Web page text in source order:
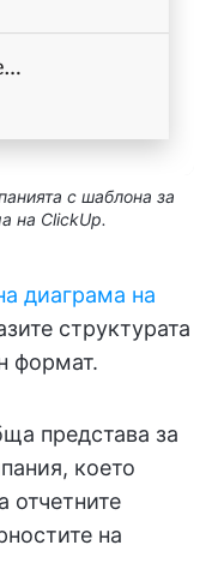
с шаблона за
на ClickUp.
диаграма на
структурата
формат.
представа за
което
отчетните
на